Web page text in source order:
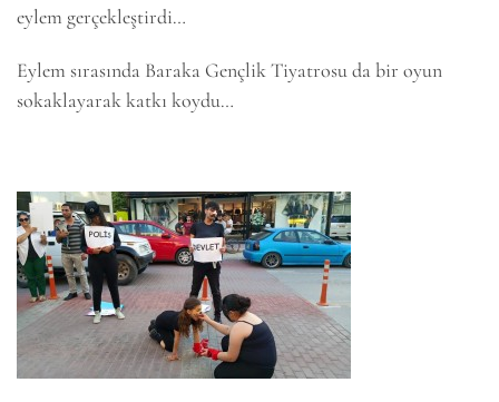
eylem gerçekleştirdi…
Eylem sırasında Baraka Gençlik Tiyatrosu da bir oyun
sokaklayarak katkı koydu…